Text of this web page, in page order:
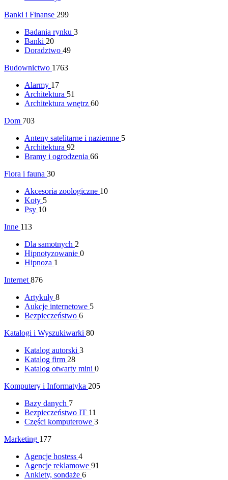
Banki i Finanse 299
Badania rynku 3
Banki 20
Doradztwo 49
Budownictwo 1763
Alarmy 17
Architektura 51
Architektura wnętrz 60
Dom 703
Anteny satelitarne i naziemne 5
Architektura 92
Bramy i ogrodzenia 66
Flora i fauna 30
Akcesoria zoologiczne 10
Koty 5
Psy 10
Inne 113
Dla samotnych 2
Hipnotyzowanie 0
Hipnoza 1
Internet 876
Artykuły 8
Aukcje internetowe 5
Bezpieczeństwo 6
Katalogi i Wyszukiwarki 80
Katalog autorski 3
Katalog firm 28
Katalog otwarty mini 0
Komputery i Informatyka 205
Bazy danych 7
Bezpieczeństwo IT 11
Części komputerowe 3
Marketing 177
Agencje hostess 4
Agencje reklamowe 91
Ankiety, sondaże 6